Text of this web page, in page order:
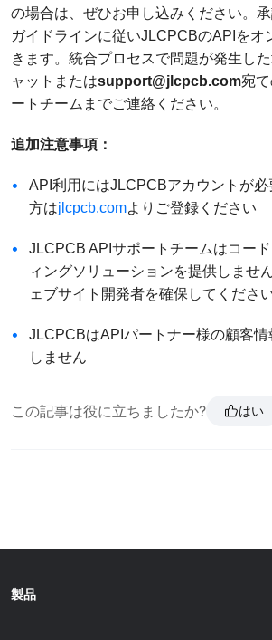
の場合は、ぜひお申し込みください。
ガイドラインに従いJLCPCBのAPIをオ
きます。統合プロセスで問題が発生し
ャットまたはsupport@jlcpcb.com宛
ートチームまでご連絡ください。
追加注意事項：
API利用にはJLCPCBアカウントが
方はjlcpcb.comよりご登録ください
JLCPCB APIサポートチームはコー
ィングソリューションを提供しませ
ェブサイト開発者を確保してくださ
JLCPCBはAPIパートナー様の顧客情
しません
この記事は役に立ちましたか? はい
製品